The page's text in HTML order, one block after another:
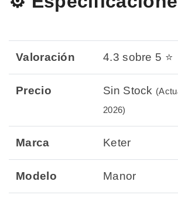
Valoración 4.3 sobre 5 ⭐
Precio Sin Stock
2026)
Marca Keter
Modelo Manor